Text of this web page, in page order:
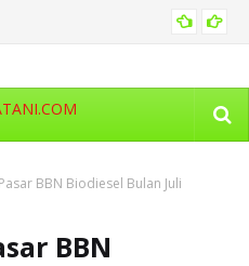
Rp500 Miliar
BBN Biodiesel Bulan Juli
BBN